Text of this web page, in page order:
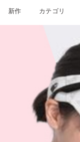
新作 カテゴリ